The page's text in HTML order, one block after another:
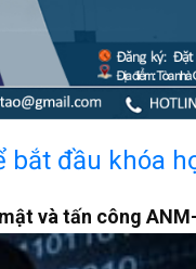
bắt đầu khóa
và tấn công